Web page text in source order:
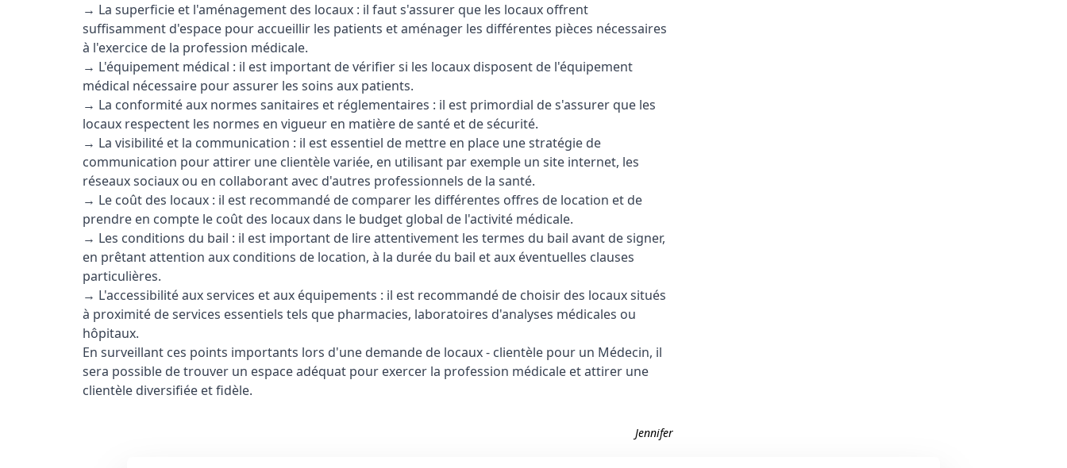
→ La superficie et l'aménagement des locaux : il faut s'assurer que les locaux offrent
suffisamment d'espace pour accueillir les patients et aménager les différentes pièces nécessaires
à l'exercice de la profession médicale.
→ L'équipement médical : il est important de vérifier si les locaux disposent de l'équipement
médical nécessaire pour assurer les soins aux patients.
→ La conformité aux normes sanitaires et réglementaires : il est primordial de s'assurer que les
locaux respectent les normes en vigueur en matière de santé et de sécurité.
→ La visibilité et la communication : il est essentiel de mettre en place une stratégie de
communication pour attirer une clientèle variée, en utilisant par exemple un site internet, les
réseaux sociaux ou en collaborant avec d'autres professionnels de la santé.
→ Le coût des locaux : il est recommandé de comparer les différentes offres de location et de
prendre en compte le coût des locaux dans le budget global de l'activité médicale.
→ Les conditions du bail : il est important de lire attentivement les termes du bail avant de signer,
en prêtant attention aux conditions de location, à la durée du bail et aux éventuelles clauses
particulières.
→ L'accessibilité aux services et aux équipements : il est recommandé de choisir des locaux situés
à proximité de services essentiels tels que pharmacies, laboratoires d'analyses médicales ou
hôpitaux.
En surveillant ces points importants lors d'une demande de locaux - clientèle pour un Médecin, il
sera possible de trouver un espace adéquat pour exercer la profession médicale et attirer une
clientèle diversifiée et fidèle.
Jennifer